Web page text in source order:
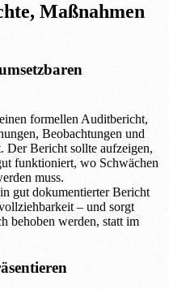
Maßnahmen
formellen Auditbericht,
Beobachtungen und
Der Bericht sollte aufzeigen,
funktioniert, wo Schwächen
muss.
gut dokumentierter Bericht
– und sorgt
behoben werden, statt im